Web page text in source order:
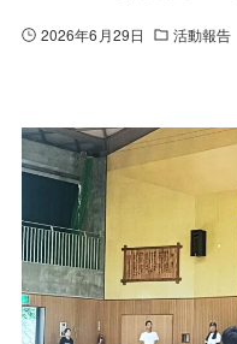
2026年6月29日 活動報告